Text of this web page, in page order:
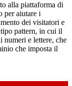
alla piattaforma di
per aiutare i
dei visitatori e
pattern, in cui il
numeri e lettere, che
che imposta il